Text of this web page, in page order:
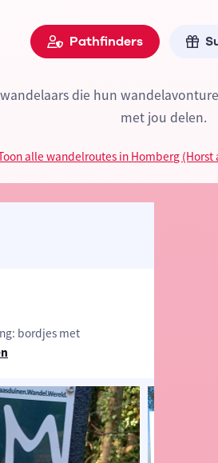
Pathfinders
die hun
met jou delen.
alle wandelroutes in Homberg (Horst
bordjes met